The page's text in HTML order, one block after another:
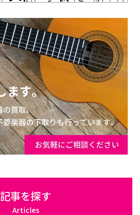
記事を探す
Articles